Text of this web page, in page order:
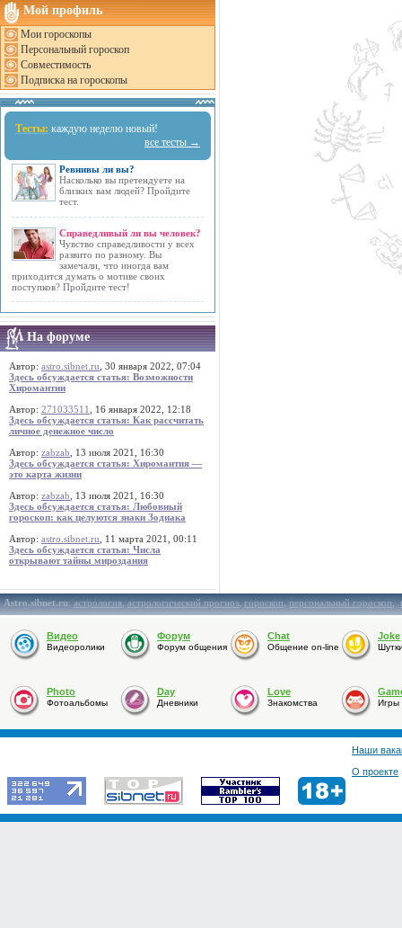
Мой профиль
Мои гороскопы
Персональный гороскоп
Совместимость
Подписка на гороскопы
Тесты: каждую неделю новый!
все тесты →
Ревнивы ли вы?
Насколько вы претендуете на
близких вам людей? Пройдите
тест.
Справедливый ли вы человек?
Чувство справедливости у всех
развито по разному. Вы
замечали, что иногда вам
приходится думать о мотиве своих
поступков? Пройдите тест!
На форуме
Автор: astro.sibnet.ru , 30 января 2022, 07:04
Здесь обсуждается статья: Возможности
Хиромантии
Автор: 271033511
, 16 января 2022, 12:18
Здесь обсуждается статья: Как рассчитать
личное денежное число
Автор: zabzab , 13 июля 2021, 16:30
Здесь обсуждается статья: Хиромантия —
это карта жизни
Автор: zabzab , 13 июля 2021, 16:30
Здесь обсуждается статья: Любовный
гороскоп: как целуются знаки Зодиака
Автор: astro.sibnet.ru , 11 марта 2021, 00:11
Здесь обсуждается статья: Числа
открывают тайны мироздания
Astro.sibnet.ru:астрология,астрологический прогноз,гороскоп,персональный гороскоп,
Видео
Видеоролики
Форум
Форум общения
Chat
Общение on-line
Joke
Photo
Фотоальбомы
Day
Дневники
Love
Знакомства Игры
Наши
О проекте